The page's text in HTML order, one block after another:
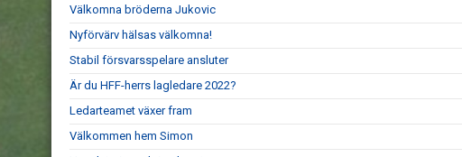
Välkomna bröderna Jukovic
Nyförvärv hälsas välkomna!
Stabil försvarsspelare ansluter
Är du HFF-herrs lagledare 2022?
Ledarteamet växer fram
Välkommen hem Simon